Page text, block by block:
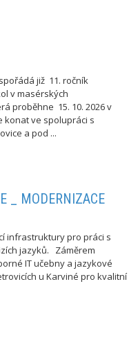
již 11. ročník
v masérských
proběhne 15. 10. 2026 v
konat ve spolupráci s
a pod ...
_ MODERNIZACE
infrastruktury pro práci s
jazyků. Záměrem
IT učebny a jazykové
u Karviné pro kvalitní